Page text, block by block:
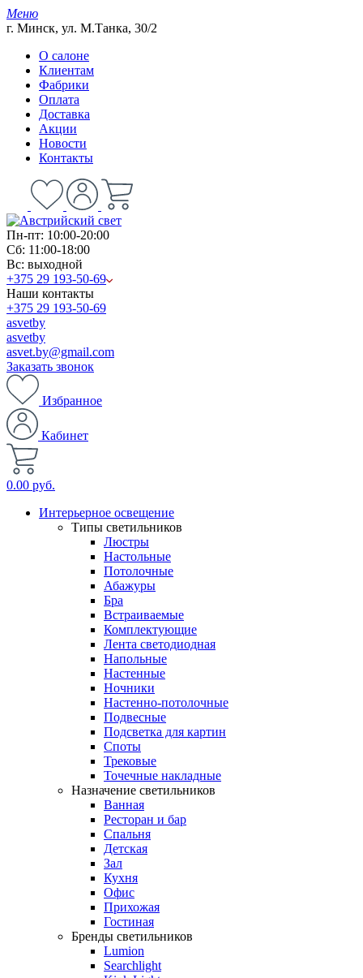
Меню
г. Минск, ул. М.Танка, 30/2
О салоне
Клиентам
Фабрики
Оплата
Доставка
Акции
Новости
Контакты
Пн-пт: 10:00-20:00
Сб: 11:00-18:00
Вс: выходной
+375 29 193-50-69
Наши контакты
+375 29 193-50-69
asvetby
asvetby
asvet.by@gmail.com
Заказать звонок
Избранное
Кабинет
0.00 руб.
Интерьерное освещение
Типы светильников
Люстры
Настольные
Потолочные
Абажуры
Бра
Встраиваемые
Комплектующие
Лента светодиодная
Напольные
Настенные
Ночники
Настенно-потолочные
Подвесные
Подсветка для картин
Споты
Трековые
Точечные накладные
Назначение светильников
Ванная
Ресторан и бар
Спальня
Детская
Зал
Кухня
Офис
Прихожая
Гостиная
Бренды светильников
Lumion
Searchlight